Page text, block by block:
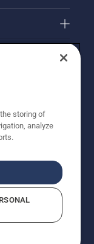
De
Alle
(incl. BTW),
aankoop.
storing of
analyze